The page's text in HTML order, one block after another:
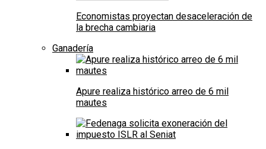
Economistas proyectan desaceleración de
la brecha cambiaria
Ganadería
Apure realiza histórico arreo de 6 mil
mautes